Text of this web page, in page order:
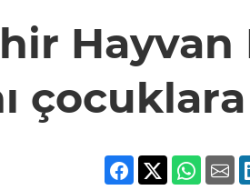
Hayvan
çocuklara